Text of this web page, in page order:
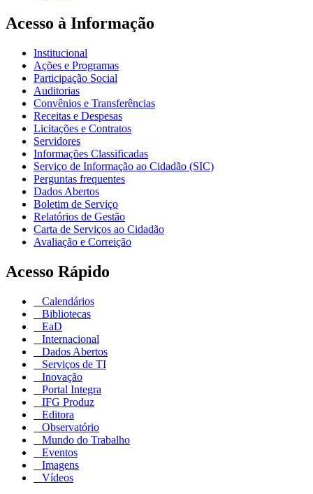
Acesso à Informação
Institucional
Ações e Programas
Participação Social
Auditorias
Convênios e Transferências
Receitas e Despesas
Licitações e Contratos
Servidores
Informações Classificadas
Serviço de Informação ao Cidadão (SIC)
Perguntas frequentes
Dados Abertos
Boletim de Serviço
Relatórios de Gestão
Carta de Serviços ao Cidadão
Avaliação e Correição
Acesso Rápido
Calendários
Bibliotecas
EaD
Internacional
Dados Abertos
Serviços de TI
Inovação
Portal Integra
IFG Produz
Editora
Observatório
Mundo do Trabalho
Eventos
Imagens
Vídeos